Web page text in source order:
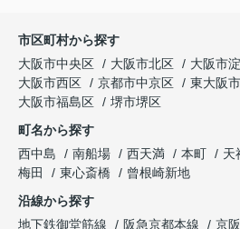
市区町村から探す
大阪市中央区
大阪市北区 大阪市
大阪市西区
京都市中京区 東大阪市
大阪市福島区
堺市堺区
町名から探す
西中島
南船場 西天満 本町 天
梅田
東心斎橋
曾根崎新地
沿線から探す
地下鉄御堂筋線
阪急京都本線 京